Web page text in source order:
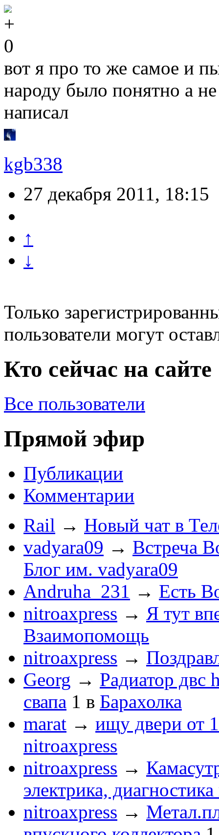
0
вот я про то же самое и
народу было понятно а
написал
kgb338
27 декабря 2011, 18:15
↑
↓
Только
пользователи могут
Кто сейчас на сайте
Все пользователи
Прямой эфир
Публикации
Комментарии
Rail → Новый чат в
vadyara09 → Встреча
Блог им. vadyara09
Andruha_231 → Есть
nitroaxpress → Я тут
Взаимопомощь
nitroaxpress →
Georg → Радиатор двс
свапа 1 в Барахолка
marat → ищу двери от
nitroaxpress
nitroaxpress →
электрика,
nitroaxpress →